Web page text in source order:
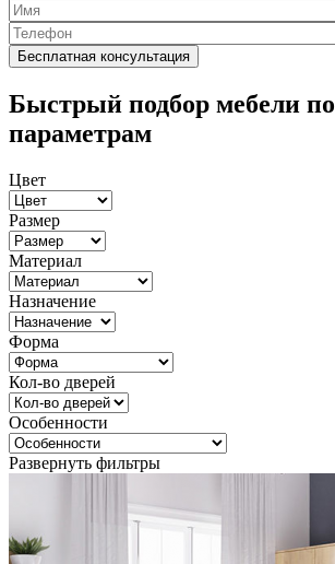
Быстрый подбор мебели по
параметрам
Цвет
Размер
Материал
Назначение
Форма
Кол-во дверей
Особенности
Развернуть фильтры